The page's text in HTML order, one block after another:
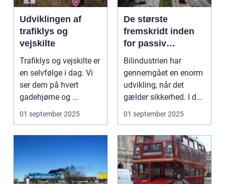
Udviklingen af
trafiklys og
vejskilte
Trafiklys og vejskilte er
en selvfølge i dag. Vi
ser dem på hvert
gadehjørne og ...
01 september 2025
De største
fremskridt inden
for passiv
sikkerhed i biler
Bilindustrien har
gennemgået en enorm
udvikling, når det
gælder sikkerhed. I dag
e...
01 september 2025